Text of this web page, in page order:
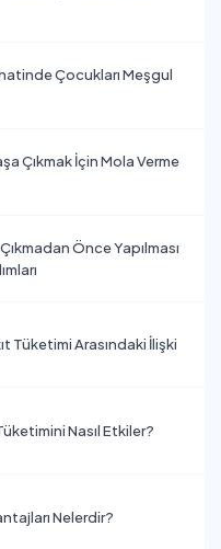
Çocukları Meşgul
Çıkmak İçin Mola Verme
Önce Yapılması
Tüketimi Arasındaki İlişki
Nasıl Etkiler?
Nelerdir?